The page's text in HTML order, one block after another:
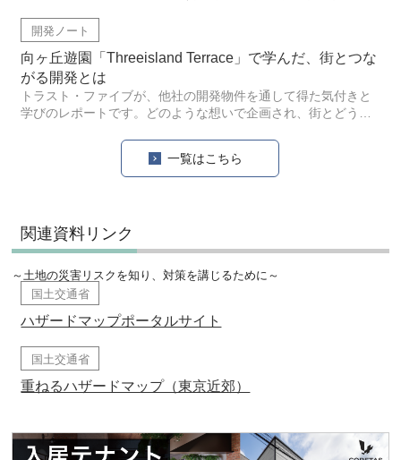
セプトで、緑や外光を大切にした造
開発ノート
向ヶ丘遊園「Threeisland Terrace」で学んだ、街とつな
がる開発とは
トラスト・ファイブが、他社の開発物件を通して得た気付きと
学びのレポートです。どのような想いで企画され、街とどう繋
遊園の複合建築「Threeisland Terrace」の内覧会で得た学びを
一覧はこちら
関連資料リンク
～土地の災害リスクを知り、対策を講じるために～
国土交通省
ハザードマップポータルサイト
国土交通省
重ねるハザードマップ（東京近郊）